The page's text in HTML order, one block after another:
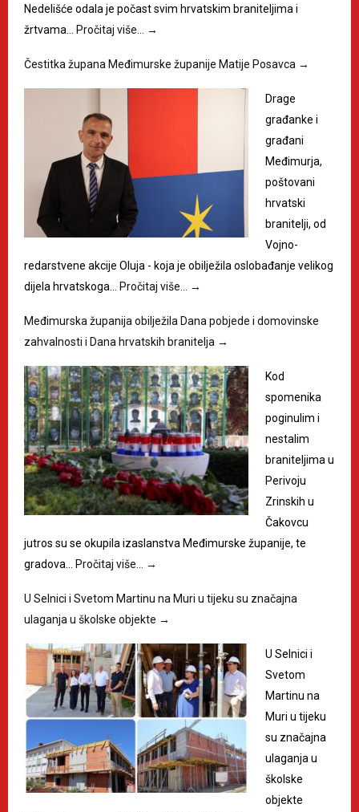
Nedelišće odala je počast svim hrvatskim braniteljima i
žrtvama…
Pročitaj više… →
Čestitka župana Međimurske županije Matije Posavca →
Drage
građanke i
građani
Međimurja,
poštovani
hrvatski
branitelji, od
Vojno-
redarstvene akcije Oluja - koja je obilježila oslobađanje velikog
dijela hrvatskoga…
Pročitaj više… →
Međimurska županija obilježila Dana pobjede i domovinske
zahvalnosti i Dana hrvatskih branitelja →
Kod
spomenika
poginulim i
nestalim
braniteljima u
Perivoju
Zrinskih u
Čakovcu
jutros su se okupila izaslanstva Međimurske županije, te
gradova…
Pročitaj više… →
U Selnici i Svetom Martinu na Muri u tijeku su značajna
ulaganja u školske objekte →
U Selnici i
Svetom
Martinu na
Muri u tijeku
su značajna
ulaganja u
školske
objekte